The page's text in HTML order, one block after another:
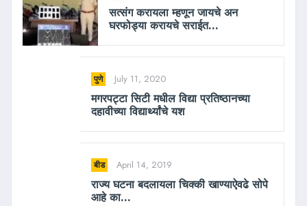
सत्संग करायला म्हणून जायचे अन
घरफोड्या करायचे सराईत...
पुणे July 11, 2020
मगरपट्टा सिटी मधील विद्या प्रतिष्ठानच्या
दहावीच्या विद्यार्थ्यांचे यश
बीड April 14, 2019
राज्य घटना बदलायला चिक्की खाण्याऐवढे सोपे
आहे का...